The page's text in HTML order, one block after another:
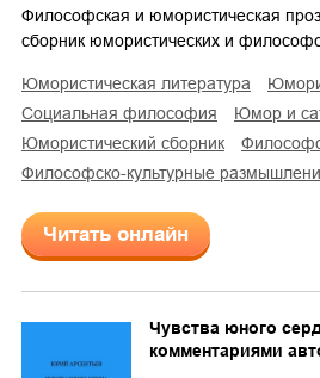
Философская и юмористическая
сборник юмористических и
юмористическая литература
социальная философия
юмор и
юмористический сборник
философско-культурные
Читать онлайн
Чувства юного
комментариями